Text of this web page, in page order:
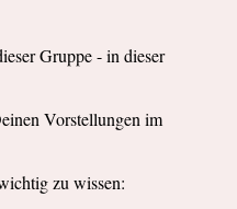
Gruppe - in dieser
Vorstellungen im
zu wissen: